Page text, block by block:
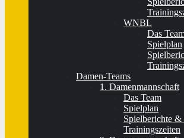
WNBL
Das
Spielplan
Damen-Teams
1. Damenmannschaft
Das Team
Spielplan
Spielberichte
Trainingszeiten